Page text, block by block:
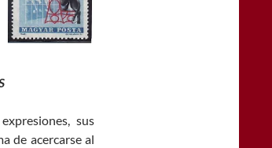
sus
de acercarse al